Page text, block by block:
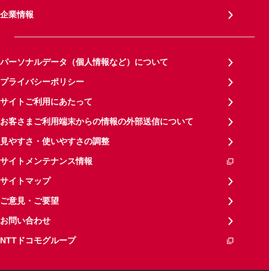
企業情報
パーソナルデータ（個人情報など）について
プライバシーポリシー
サイトご利用にあたって
お客さまご利用端末からの情報の外部送信について
見やすさ・使いやすさの調整
サイトメンテナンス情報
サイトマップ
ご意見・ご要望
お問い合わせ
NTTドコモグループ